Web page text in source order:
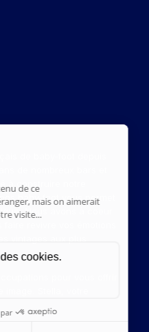
de baby-foot depuis
de nombreux bars et
à construire notre
baby-foot vous permet
Nous avons à coeur
revivre vos émotions
vintages aux plus
pour vous offrir
Stella, votre